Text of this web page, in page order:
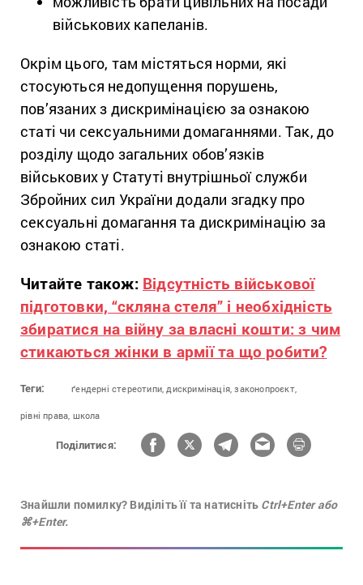
військових капеланів.
Окрім цього, там містяться норми, які
стосуються недопущення порушень,
пов’язаних з дискримінацією за ознакою
статі чи сексуальними домаганнями. Так, до
розділу щодо загальних обов’язків
військових у Статуті внутрішньої служби
Збройних сил України додали згадку про
сексуальні домагання та дискримінацію за
ознакою статі.
Читайте також: Відсутність військової
підготовки, “скляна стеля” і необхідність
збиратися на війну за власні кошти: з чим
стикаються жінки в армії та що робити?
Теги: ґендерні стереотипи, дискримінація, законопроєкт,
рівні права, школа
Поділитися:
Знайшли помилку? Виділіть її та натисніть Ctrl+Enter або
⌘+Enter.